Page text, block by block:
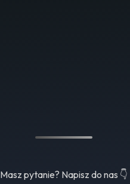
Masz pytanie? Napisz do nas 👇